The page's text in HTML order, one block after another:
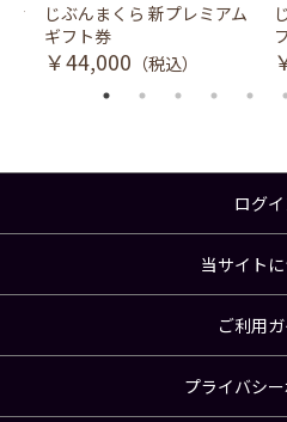
冷
じぶんまくら 新プレミアム
ギフト券
￥44,000 （税込）
ログ
当サイト
ご利用
プライバシ